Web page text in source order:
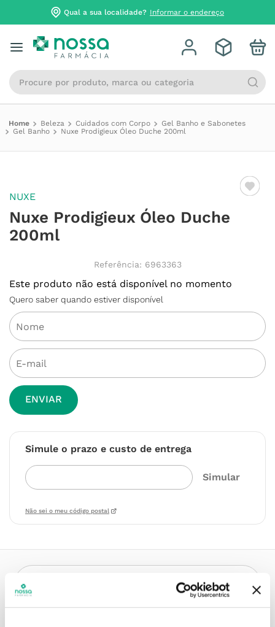
Qual a sua localidade? Informar o endereço
Procure por produto, marca ou categoria
Beleza Cuidados com Corpo
Gel Banho e Sabonetes
Gel Banho
Nuxe Prodigieux Óleo Duche 200ml
NUXE
Nuxe Prodigieux Óleo Duche
200ml
Referência: 6963363
Este produto não está disponível no momento
Quero saber quando estiver disponível
ENVIAR
Simule o prazo e custo de entrega
Não sei o meu código postal
Descrição do Produto